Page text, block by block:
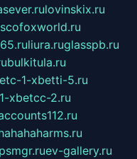
lovinskix.ru
liura.ruglasspb.ru
bulkitula.ru
1-xbetti-5.ru
xbetcc-2.ru
ev-gallery.ru